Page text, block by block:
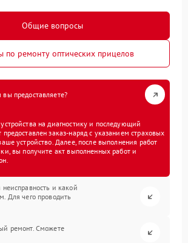
Общие вопросы
по ремонту оптических прицелов
предоставляете?
на диагностику и последующий
заказ-наряд с указанием страховых
устройство. Далее, после выполнения работ
вы получите акт выполненных работ и
и какой
Для чего проводить
ремонт. Сможете